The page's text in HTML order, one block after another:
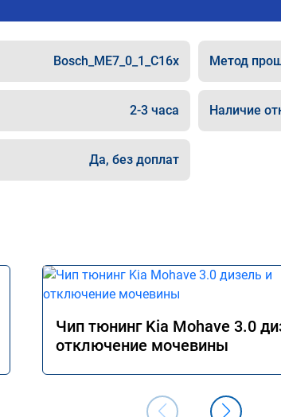
Bosch_ME7_0_1_C16x Метод
2-3 часа Наличие
Да, без доплат
Чип тюнинг Kia Mohave 3.0
отключение мочевины